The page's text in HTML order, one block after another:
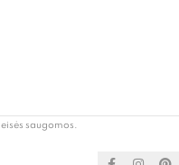
saugomos.